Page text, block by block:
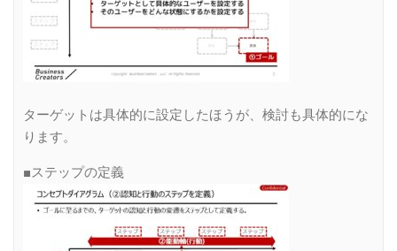
ターゲットは具体的に設定したほうが、検討も具体的にな
ります。
■ステップの定義